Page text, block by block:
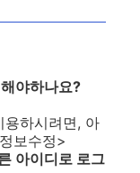
야하나요?
용하시려면, 아
보수정>
아이디로 로그